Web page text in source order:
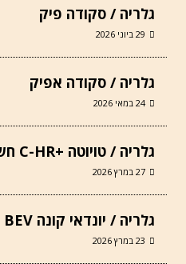
גלריה / סקודה פיק
29 ביוני 2026
גלריה / סקודה אפיק
24 במאי 2026
גלריה / טויוטה +C-HR חשמלית
27 במרץ 2026
גלריה / יונדאי קונה BEV
23 במרץ 2026